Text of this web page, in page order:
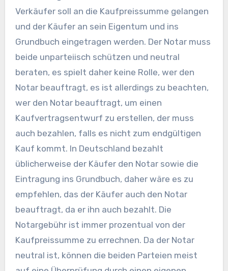
Verkäufer soll an die Kaufpreissumme gelangen
und der Käufer an sein Eigentum und ins
Grundbuch eingetragen werden. Der Notar muss
beide unparteiisch schützen und neutral
beraten, es spielt daher keine Rolle, wer den
Notar beauftragt, es ist allerdings zu beachten,
wer den Notar beauftragt, um einen
Kaufvertragsentwurf zu erstellen, der muss
auch bezahlen, falls es nicht zum endgültigen
Kauf kommt. In Deutschland bezahlt
üblicherweise der Käufer den Notar sowie die
Eintragung ins Grundbuch, daher wäre es zu
empfehlen, das der Käufer auch den Notar
beauftragt, da er ihn auch bezahlt. Die
Notargebühr ist immer prozentual von der
Kaufpreissumme zu errechnen. Da der Notar
neutral ist, können die beiden Parteien meist